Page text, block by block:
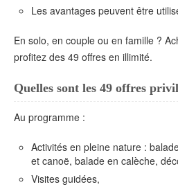
Les avantages peuvent être
En solo, en couple ou en famille ?
profitez des 49 offres en illimité.
Quelles sont les 49 offres
Au programme :
Activités en pleine nature :
et canoë, balade en calèche,
Visites guidées,